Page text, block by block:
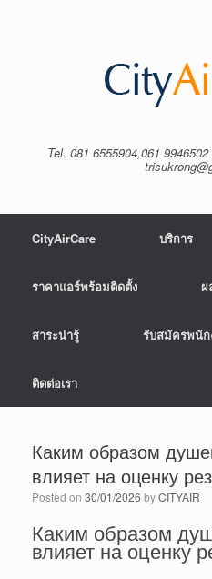
Tel. 081 6555904,061
CityAirCare บริการ
ราคาแอร์พร้อมติดตั้ง ผ
สาระน่ารู้ รับสมัครพนัก
ติดต่อเรา
Каким образом
влияет на оценку
Posted on 30/01/2026 byCITYAIR
Каким образом
влияет на оценку